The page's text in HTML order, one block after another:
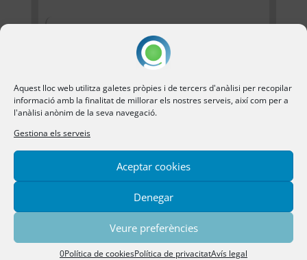
Aquest lloc web utilitza galetes pròpies i de tercers d'anàlisi per recopilar
informació amb la finalitat de millorar els nostres serveis, així com per a
l'anàlisi anònim de la seva navegació.
Gestiona els serveis
Aceptar cookies
Denegar
Veure preferències
0Política de cookiesPolítica de privacitatAvís legal
Esdeveniments
Funcionament aplicació
Autorització d'abocament
Incidències d'abocaments
Procés d'inspecció
Mòdul gestió de sistemes
RiM